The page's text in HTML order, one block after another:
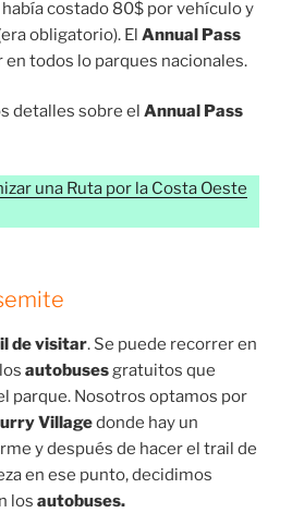
había costado 80$ por vehículo y
obligatorio). El Annual Pass
en todos lo parques nacionales.
detalles sobre el Annual Pass
una Ruta por la Costa Oeste
de visitar. Se puede recorrer en
autobusesgratuitos que
parque. Nosotros optamos por
Villagedonde hay un
y después de hacer el trail de
en ese punto, decidimos
los autobuses.